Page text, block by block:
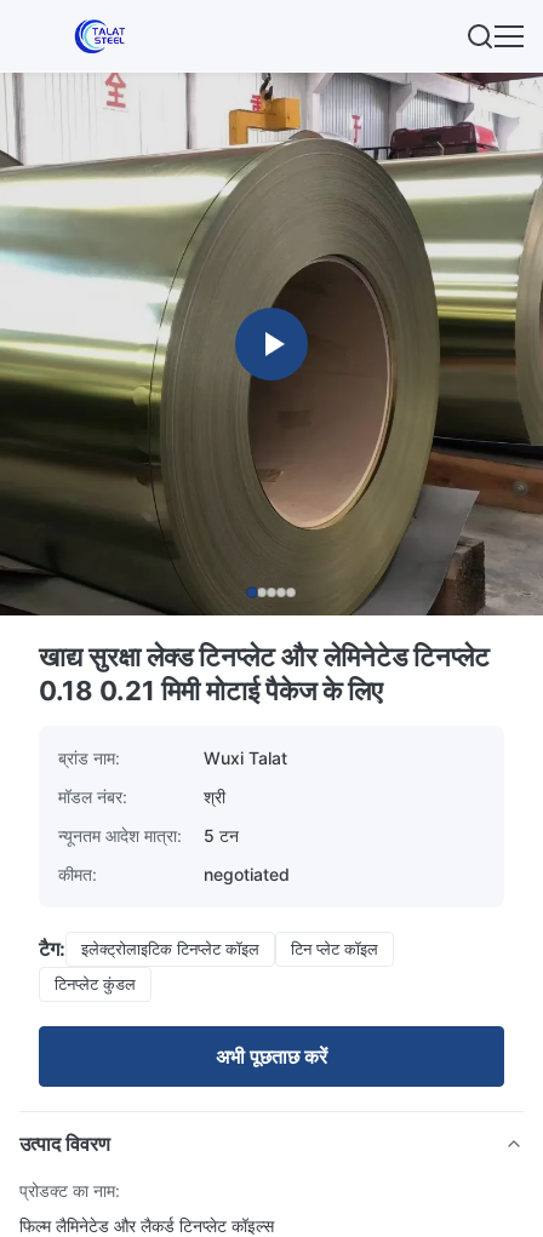
खाद्य सुरक्षा लेक्ड टिनप्लेट और लेमिनेटेड टिनप्लेट
0.18 0.21 मिमी मोटाई पैकेज के लिए
ब्रांड नाम:
Wuxi Talat
मॉडल नंबर:
श्री
न्यूनतम आदेश मात्रा:
5 टन
कीमत:
negotiated
टैग: इलेक्ट्रोलाइटिक टिनप्लेट कॉइल
टिन प्लेट कॉइल
टिनप्लेट कुंडल
अभी पूछताछ करें
उत्पाद विवरण
प्रोडक्ट का नाम:
फिल्म लैमिनेटेड और लैकर्ड टिनप्लेट कॉइल्स